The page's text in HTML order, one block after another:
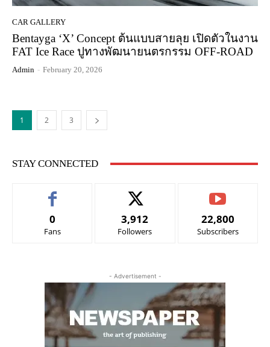
CAR GALLERY
Bentayga ‘X’ Concept ต้นแบบสายลุย เปิดตัวในงาน
FAT Ice Race ปูทางพัฒนายนตรกรรม OFF-ROAD
Admin - February 20, 2026
1 2 3
STAY CONNECTED
0
Fans
3,912
Followers
22,800
Subscribers
- Advertisement -